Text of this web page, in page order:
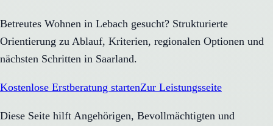
Betreutes Wohnen in Lebach gesucht? Strukturierte
Orientierung zu Ablauf, Kriterien, regionalen Optionen und
nächsten Schritten in Saarland.
Kostenlose Erstberatung startenZur Leistungsseite
Diese Seite hilft Angehörigen, Bevollmächtigten und